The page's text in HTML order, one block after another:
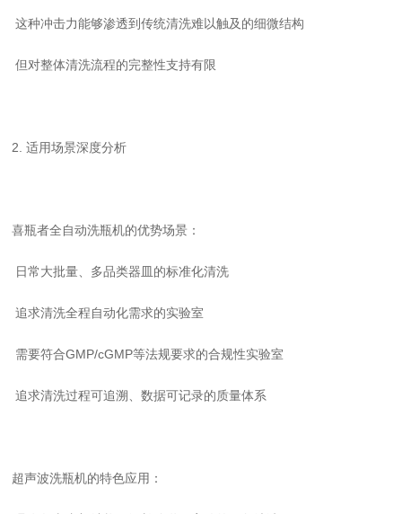
这种冲击力能够渗透到传统清洗难以触及的细微结构
但对整体清洗流程的完整性支持有限
2.适用场景深度分析
喜瓶者全自动洗瓶机的优势场景：
日常大批量、多品类器皿的标准化清洗
追求清洗全程自动化需求的实验室
需要符合GMP/cGMP等法规要求的合规性实验室
追求清洗过程可追溯、数据可记录的质量体系
超声波洗瓶机的特色应用：